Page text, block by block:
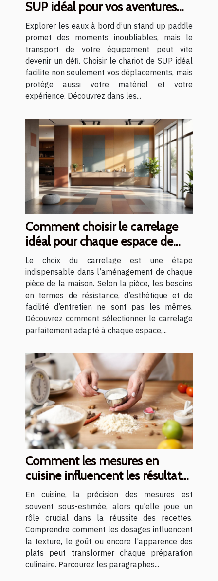
SUP idéal pour vos aventures
aquatiques ?
Explorer les eaux à bord d’un stand up paddle
promet des moments inoubliables, mais le
transport de votre équipement peut vite
devenir un défi. Choisir le chariot de SUP idéal
facilite non seulement vos déplacements, mais
protège aussi votre matériel et votre
expérience. Découvrez dans les...
Comment choisir le carrelage
idéal pour chaque espace de
votre maison ?
Le choix du carrelage est une étape
indispensable dans l’aménagement de chaque
pièce de la maison. Selon la pièce, les besoins
en termes de résistance, d’esthétique et de
facilité d’entretien ne sont pas les mêmes.
Découvrez comment sélectionner le carrelage
parfaitement adapté à chaque espace,...
Comment les mesures en
cuisine influencent les résultats
des recettes ?
En cuisine, la précision des mesures est
souvent sous-estimée, alors qu'elle joue un
rôle crucial dans la réussite des recettes.
Comprendre comment les dosages influencent
la texture, le goût ou encore l’apparence des
plats peut transformer chaque préparation
culinaire. Parcourez les paragraphes...